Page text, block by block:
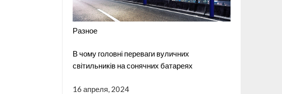
Разное
В чому головні переваги вуличних
світильників на сонячних батареях
16 апреля, 2024